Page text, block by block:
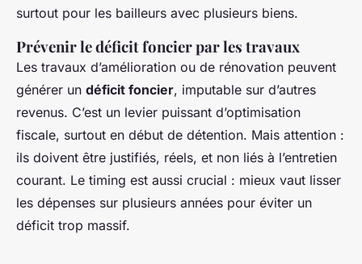
surtout pour les bailleurs avec plusieurs biens.
Prévenir le déficit foncier par les travaux
Les travaux d’amélioration ou de rénovation peuvent
générer un déficit foncier, imputable sur d’autres
revenus. C’est un levier puissant d’optimisation
fiscale, surtout en début de détention. Mais attention :
ils doivent être justifiés, réels, et non liés à l’entretien
courant. Le timing est aussi crucial : mieux vaut lisser
les dépenses sur plusieurs années pour éviter un
déficit trop massif.